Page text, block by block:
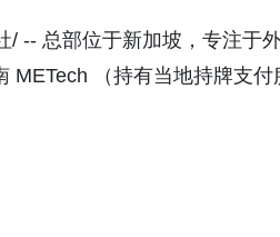
/ -- 总部位于新加坡，专注于
METech （持有当地持牌支